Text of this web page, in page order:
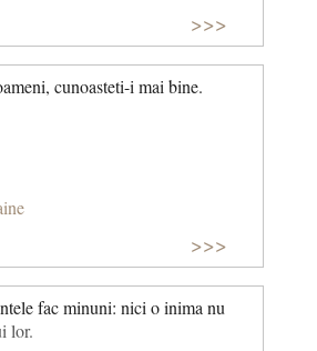
>>>
cunoasteti-i mai bine.
>>>
fac minuni: nici o inima nu
lor.